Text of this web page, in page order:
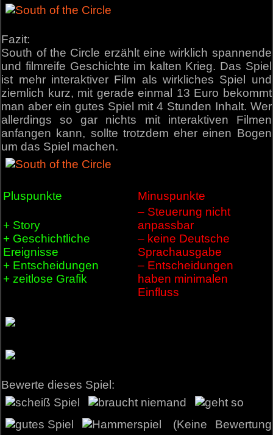
Fazit:
South of the Circle erzählt eine wirklich spannende
und filmreife Geschichte im kalten Krieg. Das Spiel
ist mehr interaktiver Film als wirkliches Spiel und
ziemlich kurz, mit gerade einmal 13 Euro bekommt
man aber ein gutes Spiel mit 4 Stunden Inhalt. Wer
allerdings so gar nichts mit interaktiven Filmen
anfangen kann, sollte trotzdem eher einen Bogen
um das Spiel machen.
Pluspunkte Minuspunkte
+ Story
+ Geschichtliche
Ereignisse
+ Entscheidungen
+ zeitlose Grafik
– Steuerung nicht
anpassbar
– keine Deutsche
Sprachausgabe
– Entscheidungen
haben minimalen
Einfluss
Bewerte dieses Spiel:
(Keine Bewertung